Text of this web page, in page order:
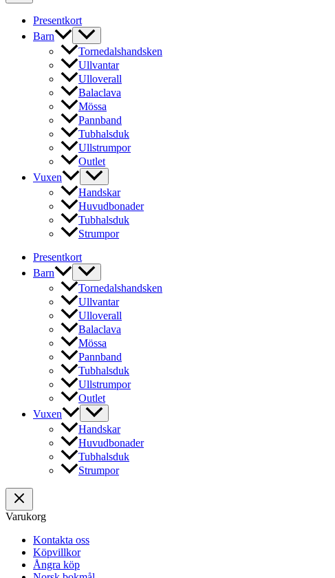
Presentkort
Barn
Tornedalshandsken
Ullvantar
Ulloverall
Balaclava
Mössa
Pannband
Tubhalsduk
Ullstrumpor
Outlet
Vuxen
Handskar
Huvudbonader
Tubhalsduk
Strumpor
Presentkort
Barn
Tornedalshandsken
Ullvantar
Ulloverall
Balaclava
Mössa
Pannband
Tubhalsduk
Ullstrumpor
Outlet
Vuxen
Handskar
Huvudbonader
Tubhalsduk
Strumpor
Varukorg
Kontakta oss
Köpvillkor
Ångra köp